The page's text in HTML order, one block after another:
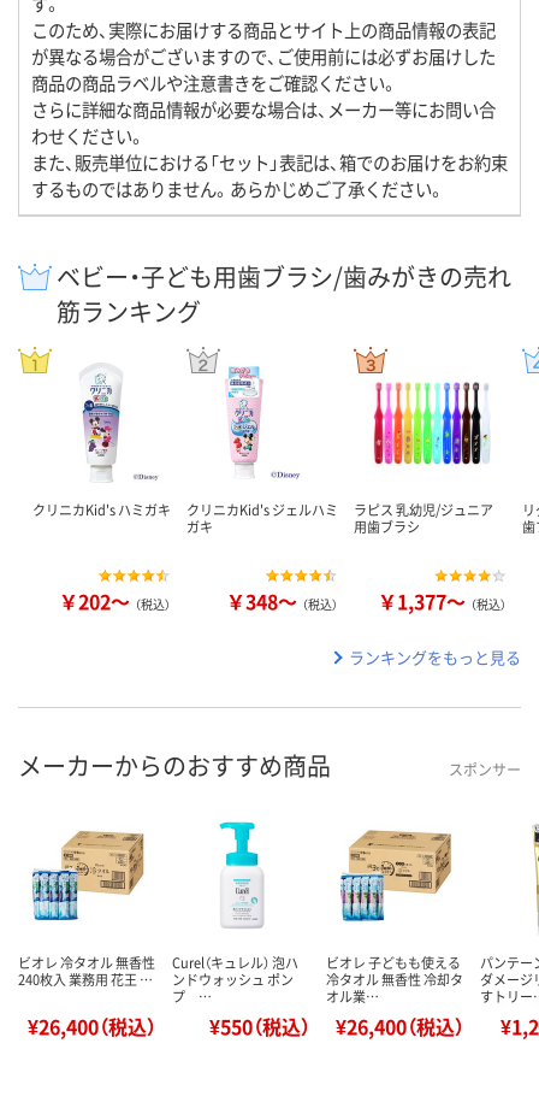
このため、実際にお届けする商品とサイト上の商品情報の表記
が異なる場合がございますので、ご使用前には必ずお届けした
商品の商品ラベルや注意書きをご確認ください。
さらに詳細な商品情報が必要な場合は、メーカー等にお問い合
わせください。
また、販売単位における「セット」表記は、箱でのお届けをお約束
するものではありません。あらかじめご了承ください。
ベビー・子ども用歯ブラシ/歯みがきの売れ
筋ランキング
クリニカKid's ハミガキ
￥202～ （税込）
クリニカKid's ジェルハミ
ガキ
￥348～ （税込）
ラピス 乳幼児/ジュニア
用歯ブラシ
￥1,377～ （税込）
歯
ランキングをもっと見る
メーカーからのおすすめ商品 スポンサー
ビオレ 冷タオル 無香性
240枚入 業務用 花王 …
¥26,400（税込）
Curel（キュレル） 泡ハ
ンドウォッシュ ポン
プ …
¥550（税込）
ビオレ 子どもも使える
冷タオル 無香性 冷却タ
オル業…
¥26,400（税込）
パンテー
ダメージ
すトリ